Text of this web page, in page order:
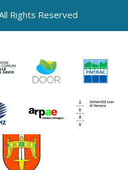
Rights Reserved